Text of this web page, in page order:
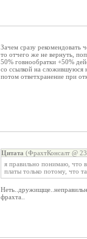
Зачем сразу рекомендовать
то отчего же не вернуть,
50% говнообратки +50%
со ссылкой на сложившуюся
потом ответхранение при
Цитата (ФрахтКонсалт @
я правильно понимаю, что
платы только потому, что
фрахта..